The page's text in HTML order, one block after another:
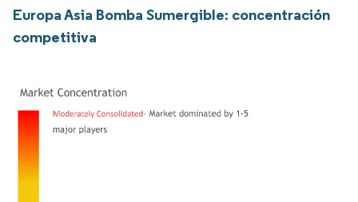
Europa Asia Bomba Sumergible: concentración
competitiva